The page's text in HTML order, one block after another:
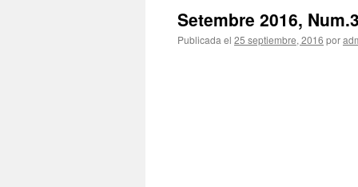
Setembre 2016,
Publicada el 25 septiembre, 2016 por